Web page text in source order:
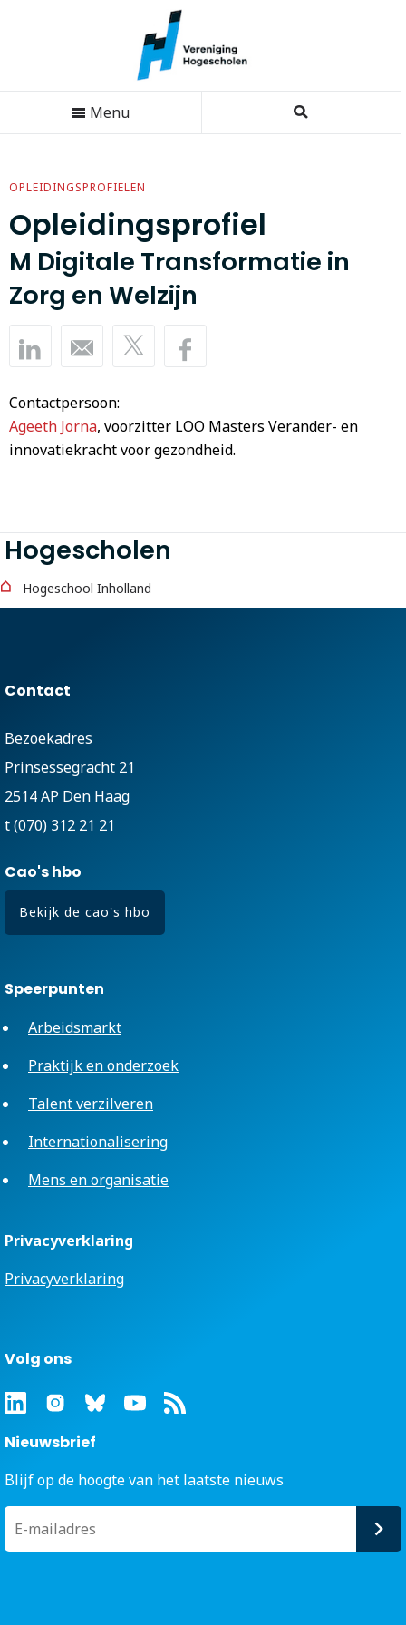
Menu
OPLEIDINGSPROFIELEN
Opleidingsprofiel
M Digitale Transformatie in
Zorg en Welzijn
Contactpersoon:
Ageeth Jorna, voorzitter LOO Masters Verander- en
innovatiekracht voor gezondheid.
Hogescholen
Hogeschool Inholland
Contact
Bezoekadres
Prinsessegracht 21
2514 AP Den Haag
t (070) 312 21 21
Cao's hbo
Bekijk de cao's hbo
Speerpunten
Arbeidsmarkt
Praktijk en onderzoek
Talent verzilveren
Internationalisering
Mens en organisatie
Privacyverklaring
Privacyverklaring
Volg ons
Nieuwsbrief
Blijf op de hoogte van het laatste nieuws